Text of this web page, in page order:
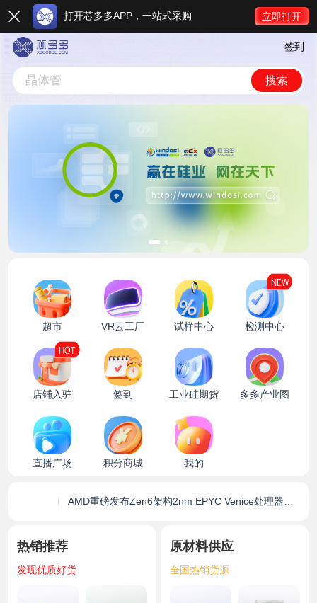
签到
芯片
晶体管
芯片
晶体管
搜索
 打开芯多多APP，一站式采购 立即打开
超市 VR云工厂 试样中心 检测中心
店铺入驻 签到 工业硅期货 多多产业图
直播广场 积分商城 我的
资本市场的里程碑：长鑫科技刷新科创板IPO纪录
热销推荐
发现优质好货
原材料供应
全国热销货源